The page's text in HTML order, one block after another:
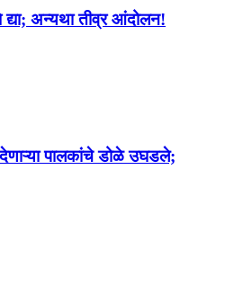
द्या; अन्यथा तीव्र आंदोलन!
देणाऱ्या पालकांचे डोळे उघडले;